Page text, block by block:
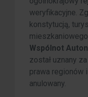
weryfikacyjne.
konstytucją,
Wspólnot
został uznany
prawa regionów
anulowany.